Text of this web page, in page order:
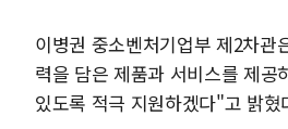
이병권 중소벤처기업부 제2차
력을 담은 제품과 서비스를 제
있도록 적극 지원하겠다"고 밝혔